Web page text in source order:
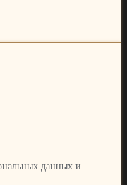
данных и